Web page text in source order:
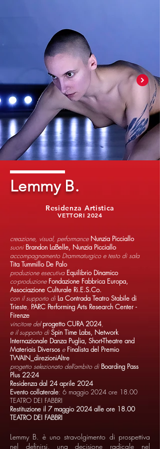
Lemmy B.
VETTORI 2024
Residenza Artistica
creazione, visual, performance Nunzia Picciallo
suoni Brandon LaBelle, Nunzia Picciallo
accompagnamento Drammaturgico e testo di sala
Tita Tummillo De Palo
produzione esecutiva Equilibrio Dinamico
co-produzione Fondazione Fabbrica Europa,
Associazione Culturale Ri.E.S.Co.
con il supporto di La Contrada Teatro Stabile di
Trieste, PARC Performing Arts Research Center -
Firenze
vincitore delprogetto CURA 2024,
e il supporto diSpin Time Labs, Network
Internazionale Danza Puglia, Short-Theatre and
Materiais Diversos eFinalista del Premio
TWAIN_direzioniAltre
progetto selezionato dell’ambito di Boarding Pass
Plus 22-24
Residenza dal 24 aprile 2024
Evento collaterale: 6 maggio 2024 ore 18.00
TEATRO DEI FABBRI
Restituzione il 7 maggio 2024 alle ore 18.00
TEATRO DEI FABBRI
Lemmy B. è uno stravolgimento di prospettiva
nel definirsi, una decisione radicale nel